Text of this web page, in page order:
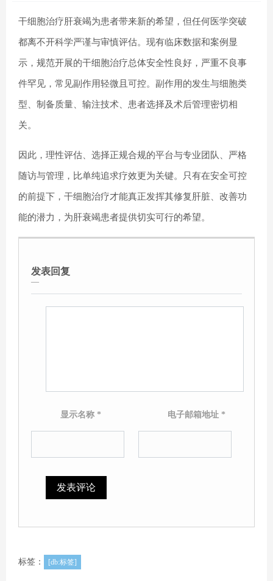
干细胞治疗肝衰竭为患者带来新的希望，但任何医学突破
都离不开科学严谨与审慎评估。现有临床数据和案例显
示，规范开展的干细胞治疗总体安全性良好，严重不良事
件罕见，常见副作用轻微且可控。副作用的发生与细胞类
型、制备质量、输注技术、患者选择及术后管理密切相
关。
因此，理性评估、选择正规合规的平台与专业团队、严格
随访与管理，比单纯追求疗效更为关键。只有在安全可控
的前提下，干细胞治疗才能真正发挥其修复肝脏、改善功
能的潜力，为肝衰竭患者提供切实可行的希望。
发表回复
显示名称 * 电子邮箱地址 *
标签： [db:标签]